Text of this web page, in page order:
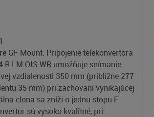
GF Mount. Pripojenie telekonvertora
R LM OIS WR umožňuje snímanie
vzdialenosti 350 mm (približne 277
35 mm) pri zachovaní vynikajúcej
clona sa zníži o jednu stopu F.
sú vysoko kvalitné, pri